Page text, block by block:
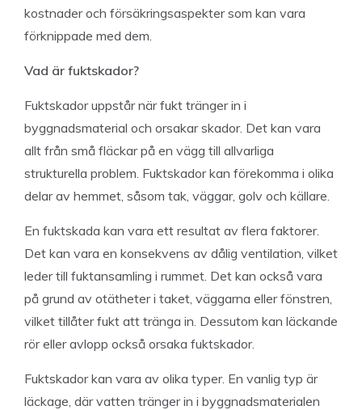
kostnader och försäkringsaspekter som kan vara
förknippade med dem.
Vad är fuktskador?
Fuktskador uppstår när fukt tränger in i
byggnadsmaterial och orsakar skador. Det kan vara
allt från små fläckar på en vägg till allvarliga
strukturella problem. Fuktskador kan förekomma i olika
delar av hemmet, såsom tak, väggar, golv och källare.
En fuktskada kan vara ett resultat av flera faktorer.
Det kan vara en konsekvens av dålig ventilation, vilket
leder till fuktansamling i rummet. Det kan också vara
på grund av otätheter i taket, väggarna eller fönstren,
vilket tillåter fukt att tränga in. Dessutom kan läckande
rör eller avlopp också orsaka fuktskador.
Fuktskador kan vara av olika typer. En vanlig typ är
läckage, där vatten tränger in i byggnadsmaterialen